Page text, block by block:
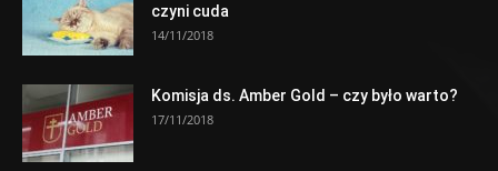
czyni cuda
14/11/2018
Komisja ds. Amber Gold – czy było warto?
17/11/2018